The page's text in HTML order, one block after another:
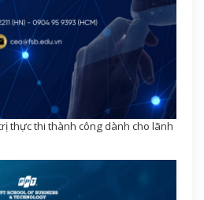
thực thi thành công dành cho lãnh